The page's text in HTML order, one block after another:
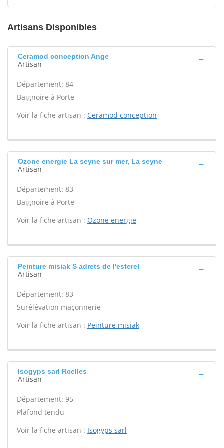
Artisans Disponibles
Ceramod conception Ange
Artisan
Département: 84
Baignoire à Porte -
Voir la fiche artisan : Ceramod conception
Ozone energie La seyne sur mer, La seyne
Artisan
Département: 83
Baignoire à Porte -
Voir la fiche artisan : Ozone energie
Peinture misiak S adrets de l'esterel
Artisan
Département: 83
Surélévation maçonnerie -
Voir la fiche artisan : Peinture misiak
Isogyps sarl Rcelles
Artisan
Département: 95
Plafond tendu -
Voir la fiche artisan : Isogyps sarl